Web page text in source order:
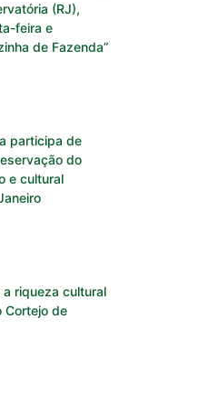
(RJ),
feira e
de Fazenda”
participa de
do
e cultural
riqueza cultural
Cortejo de